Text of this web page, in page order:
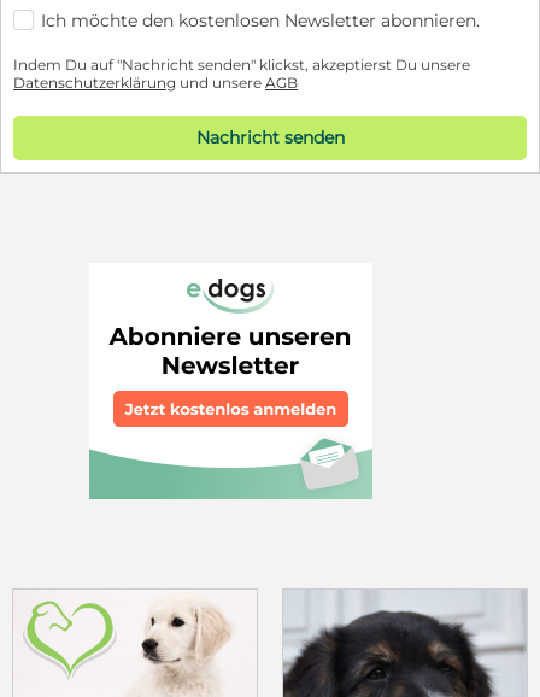
Ich möchte den kostenlosen Newsletter abonnieren.
Indem Du auf "Nachricht senden" klickst, akzeptierst Du unsere
Datenschutzerklärung und unsere AGB
Nachricht senden